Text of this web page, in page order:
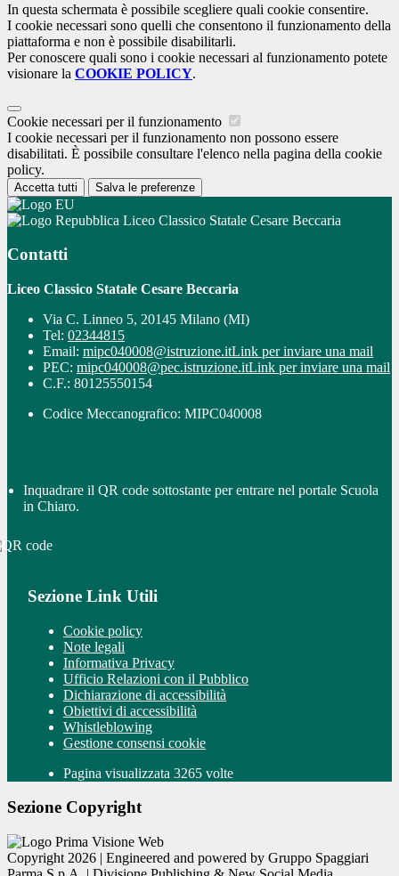
In questa schermata è possibile scegliere quali cookie consentire.
I cookie necessari sono quelli che consentono il funzionamento della
piattaforma e non è possibile disabilitarli.
Per conoscere quali sono i cookie necessari al funzionamento potete
visionare la COOKIE POLICY.
Cookie necessari per il funzionamento
I cookie necessari per il funzionamento non possono essere
disabilitati. È possibile consultare l'elenco nella pagina della cookie
policy.
Accetta tutti Salva le preferenze
Liceo Classico Statale Cesare Beccaria
Contatti
Liceo Classico Statale Cesare Beccaria
Via C. Linneo 5, 20145 Milano (MI)
Tel: 02344815
Email: mipc040008@istruzione.itLink per inviare una mail
PEC: mipc040008@pec.istruzione.itLink per inviare una mail
C.F.: 80125550154
Codice Meccanografico: MIPC040008
Inquadrare il QR code sottostante per entrare nel portale Scuola
in Chiaro.
Sezione Link Utili
Cookie policy
Note legali
Informativa Privacy
Ufficio Relazioni con il Pubblico
Dichiarazione di accessibilità
Obiettivi di accessibilità
Whistleblowing
Gestione consensi cookie
Pagina visualizzata 3265 volte
Sezione Copyright
Copyright 2026 | Engineered and powered by Gruppo Spaggiari